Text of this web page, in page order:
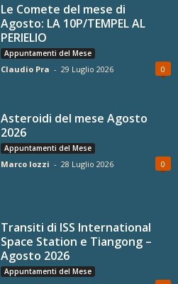
Le Comete del mese di
Agosto: LA 10P/TEMPEL AL
PERIELIO
Appuntamenti del Mese
Claudio Pra - 29 Luglio 2026 0
Asteroidi del mese Agosto
2026
Appuntamenti del Mese
Marco Iozzi - 28 Luglio 2026 0
Transiti di ISS International
Space Station e Tiangong –
Agosto 2026
Appuntamenti del Mese